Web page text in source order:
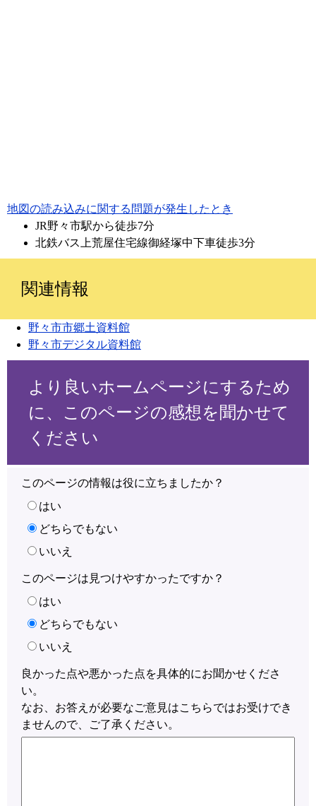
地図の読み込みに関する問題が発生したとき
JR野々市駅から徒歩7分
北鉄バス上荒屋住宅線御経塚中下車徒歩3分
関連情報
野々市市郷土資料館
野々市デジタル資料館
より良いホームページにするため
に、このページの感想を聞かせて
ください
このページの情報は役に立ちましたか？
はい
どちらでもない
いいえ
このページは見つけやすかったですか？
はい
どちらでもない
いいえ
良かった点や悪かった点を具体的にお聞かせくださ
い。
なお、お答えが必要なご意見はこちらではお受けでき
ませんので、ご了承ください。